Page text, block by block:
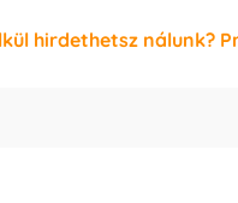
hirdethetsz nálunk?